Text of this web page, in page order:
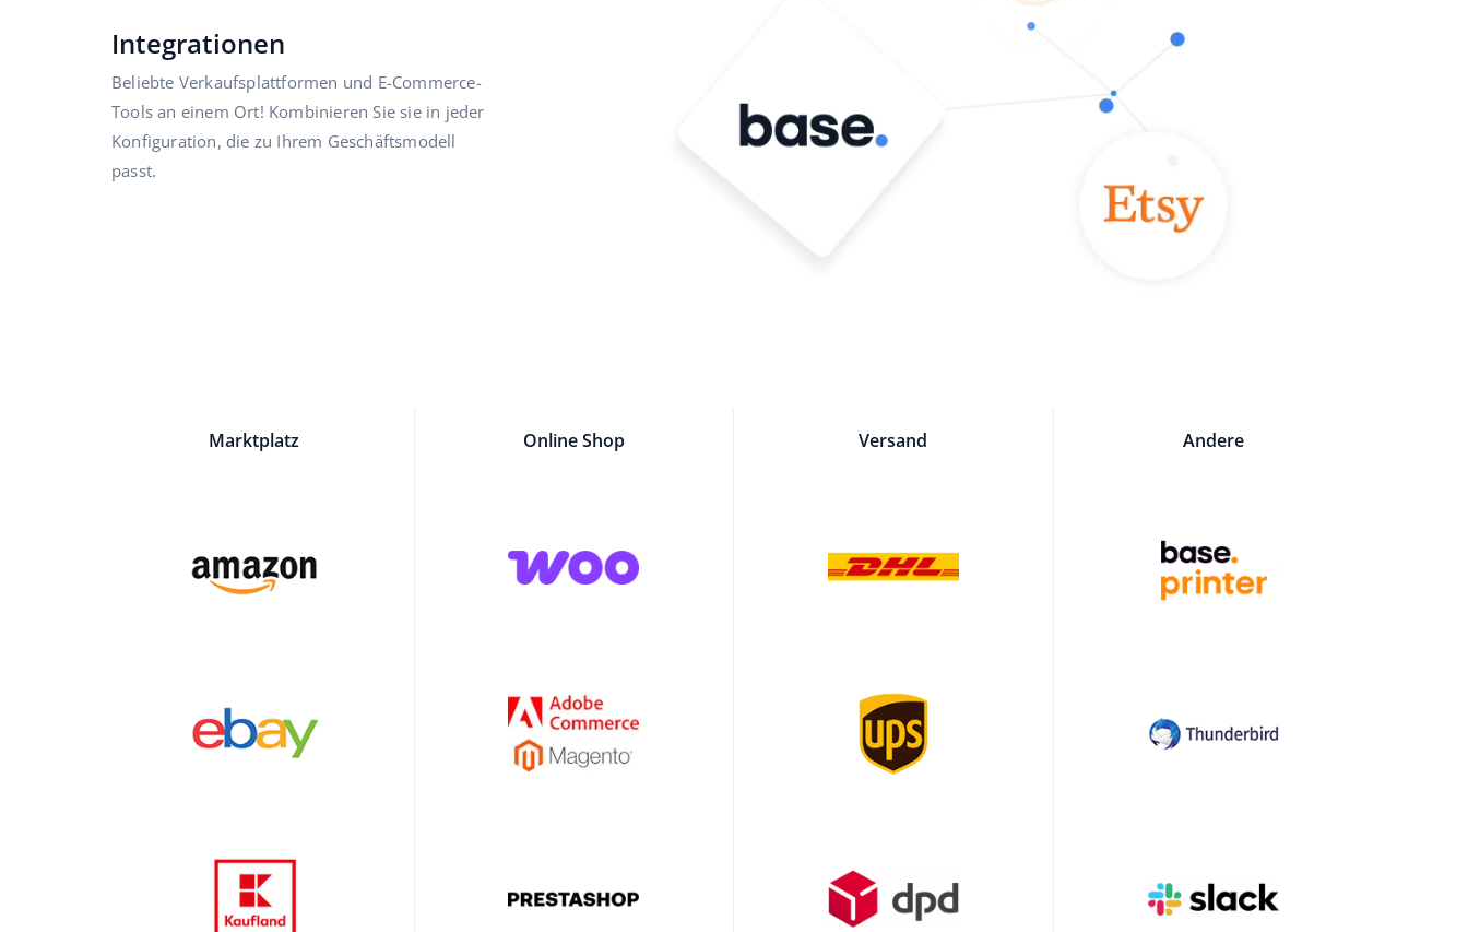
Integrationen
Beliebte Verkaufsplattformen und E-Commerce-
Tools an einem Ort! Kombinieren Sie sie in jeder
Konfiguration, die zu Ihrem Geschäftsmodell
passt.
Marktplatz Online Shop Versand Andere